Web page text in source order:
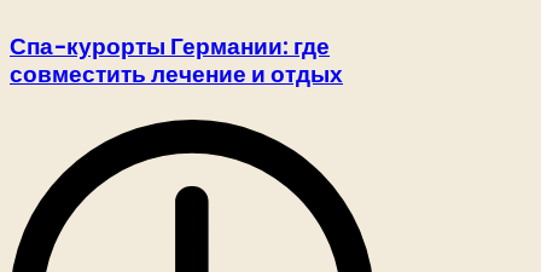
Спа-курорты Германии: где
совместить лечение и отдых